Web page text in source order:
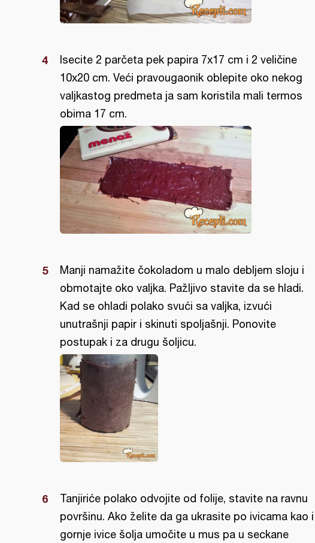
Isecite 2 parčeta pek papira 7x17 cm i 2 veličine
10x20 cm. Veći pravougaonik oblepite oko nekog
valjkastog predmeta ja sam koristila mali termos
obima 17 cm.
Manji namažite čokoladom u malo debljem sloju i
obmotajte oko valjka. Pažljivo stavite da se hladi.
Kad se ohladi polako svući sa valjka, izvući
unutrašnji papir i skinuti spoljašnji. Ponovite
postupak i za drugu šoljicu.
Tanjiriće polako odvojite od folije, stavite na ravnu
površinu. Ako želite da ga ukrasite po ivicama kao i
gornje ivice šolja umočite u mus pa u seckane